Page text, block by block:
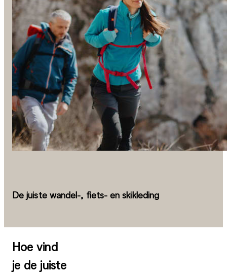
De juiste wandel-, fiets- en skikleding
Hoe vind
je de juiste